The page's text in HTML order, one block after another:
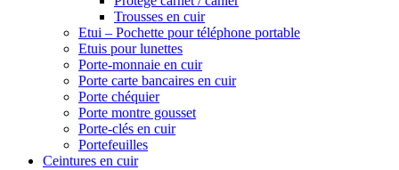
Trousses en cuir
Etui – Pochette pour téléphone portable
Etuis pour lunettes
Porte-monnaie en cuir
Porte carte bancaires en cuir
Porte chéquier
Porte montre gousset
Porte-clés en cuir
Portefeuilles
Ceintures en cuir